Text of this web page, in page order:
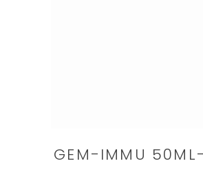
GEM-IMMU